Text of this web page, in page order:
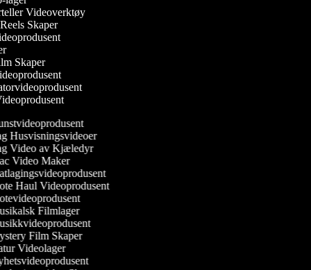
Videoverktøy
Reels Skaper
Skaper
Husvisningsvideoer
Video av Kjæledyr
Video Maker
Haul Videoprodusent
Filmlager
Film Skaper
Videolager